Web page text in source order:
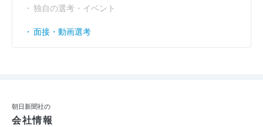
独自の選考・イベント
面接・動画選考
朝日新聞社の
会社情報